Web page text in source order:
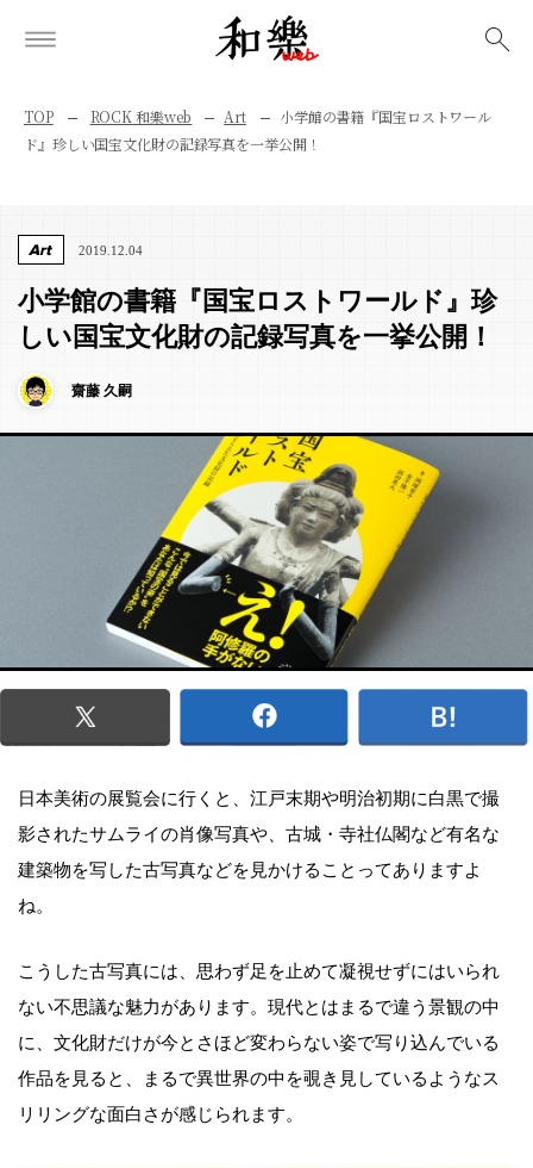
TOP ROCK 和樂web Art
小学館の書籍『国宝ロストワール
ド』珍しい国宝文化財の記録写真を一挙公開！
Art 2019.12.04
小学館の書籍『国宝ロストワールド』珍
しい国宝文化財の記録写真を一挙公開！
齋藤 久嗣
日本美術の展覧会に行くと、江戸末期や明治初期に白黒で撮
影されたサムライの肖像写真や、古城・寺社仏閣など有名な
建築物を写した古写真などを見かけることってありますよ
ね。
こうした古写真には、思わず足を止めて凝視せずにはいられ
ない不思議な魅力があります。現代とはまるで違う景観の中
に、文化財だけが今とさほど変わらない姿で写り込んでいる
作品を見ると、まるで異世界の中を覗き見しているようなス
リリングな面白さが感じられます。